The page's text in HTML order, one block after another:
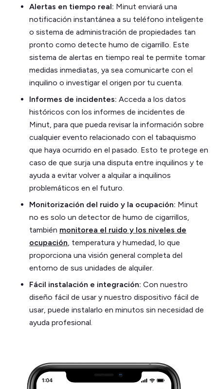
Alertas en tiempo real: Minut enviará una
notificación instantánea a su teléfono inteligente
o sistema de administración de propiedades tan
pronto como detecte humo de cigarrillo. Este
sistema de alertas en tiempo real te permite tomar
medidas inmediatas, ya sea comunicarte con el
inquilino o investigar el origen por tu cuenta.
Informes de incidentes: Acceda a los datos
históricos con los informes de incidentes de
Minut, para que pueda revisar la información sobre
cualquier evento relacionado con el tabaquismo
que haya ocurrido en el pasado. Esto te protege en
caso de que surja una disputa entre inquilinos y te
ayuda a evitar volver a alquilar a inquilinos
problemáticos en el futuro.
Monitorización del ruido y la ocupación: Minut
no es solo un detector de humo de cigarrillos,
también monitorea el ruido y los niveles de
ocupación, temperatura y humedad, lo que
proporciona una visión general completa del
entorno de sus unidades de alquiler.
Fácil instalación e integración: Con nuestro
diseño fácil de usar y nuestro dispositivo fácil de
usar, puede instalarlo en minutos sin necesidad de
ayuda profesional.